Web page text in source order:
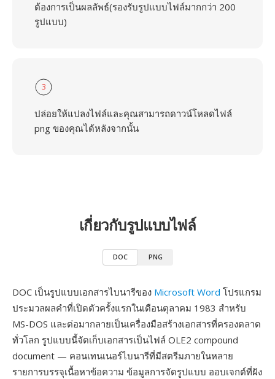
ต้องการเป็นผลลัพธ์(รองรับรูปแบบไฟล์มากกว่า 200
รูปแบบ)
3
ปล่อยให้แปลงไฟล์และคุณสามารถดาวน์โหลดไฟล์
png ของคุณได้หลังจากนั้น
เกี่ยวกับรูปแบบไฟล์
DOC PNG
DOC เป็นรูปแบบเอกสารไบนารีของ Microsoft Word โปรแกรม
ประมวลผลคำที่เปิดตัวครั้งแรกในเดือนตุลาคม 1983 สำหรับ
MS-DOS และต่อมากลายเป็นเครื่องมือสร้างเอกสารที่ครองตลาด
ทั่วโลก รูปแบบนี้จัดเก็บเอกสารเป็นไฟล์ OLE2 compound
document — คอนเทนเนอร์ไบนารีที่มีสตรีมภายในหลาย
รายการบรรจุเนื้อหาข้อความ ข้อมูลการจัดรูปแบบ ออบเจกต์ที่ฝัง